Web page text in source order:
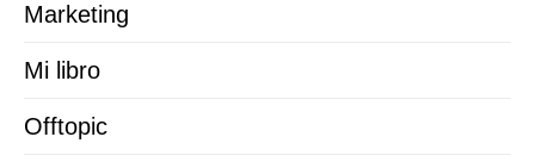
Marketing
Mi libro
Offtopic